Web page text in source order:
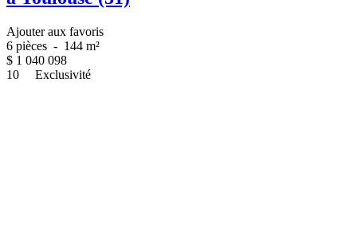
Ajouter aux favoris
6 pièces - 144 m²
$ 1 040 098
10
Exclusivité